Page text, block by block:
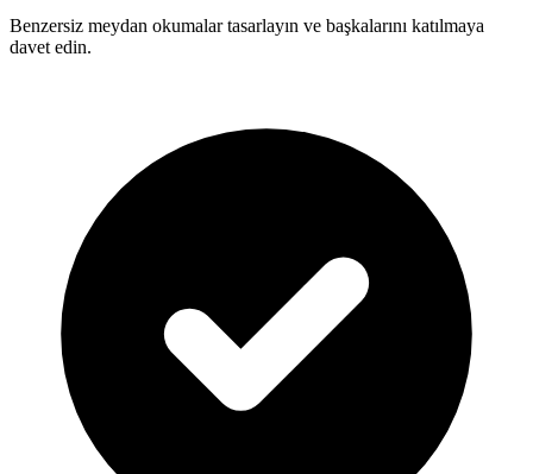
Benzersiz meydan okumalar tasarlayın ve başkalarını katılmaya
davet edin.